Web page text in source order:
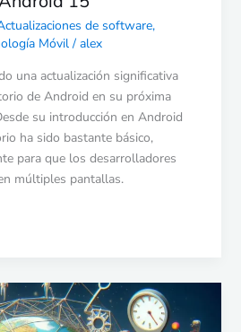
de software,
Móvil/ alex
una actualización significativa
de Android en su próxima
su introducción en Android
ha sido bastante básico,
para que los desarrolladores
múltiples pantallas.